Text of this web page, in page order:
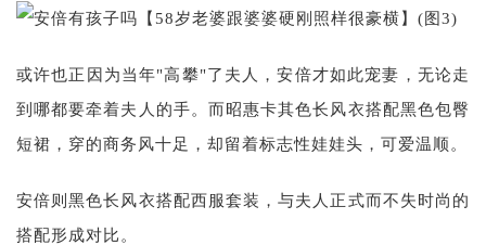
或许也正因为当年"高攀"了夫人，安倍才如此宠妻，无论走
到哪都要牵着夫人的手。而昭惠卡其色长风衣搭配黑色包臀
短裙，穿的商务风十足，却留着标志性娃娃头，可爱温顺。
安倍则黑色长风衣搭配西服套装，与夫人正式而不失时尚的
搭配形成对比。